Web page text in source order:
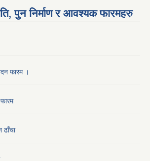
पुन निर्माण र आवश्यक फारमहरु
फारम ।
ढाँचा